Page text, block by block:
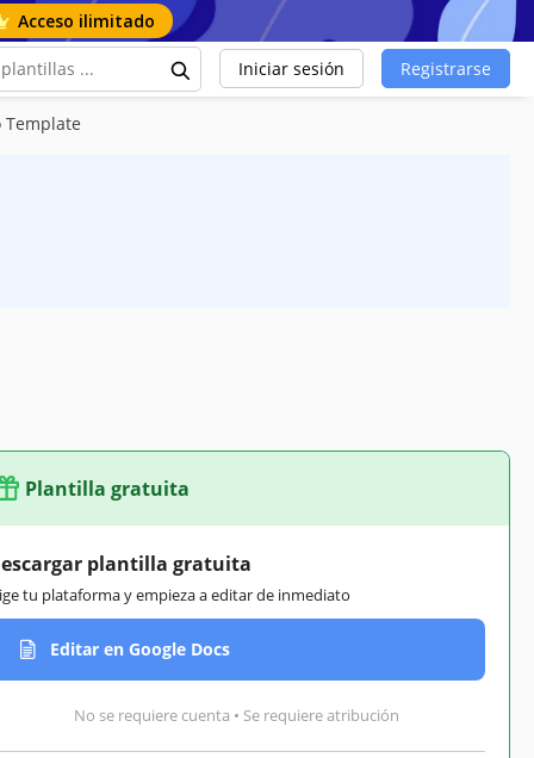
Acceso ilimitado
Iniciar sesión Registrarse
Template
Plantilla gratuita
plantilla gratuita
tu plataforma y empieza a editar de inmediato
Editar en Google Docs
No se requiere cuenta • Se requiere atribución